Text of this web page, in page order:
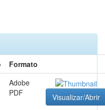
Formato
Adobe
PDF
Visualizar/Abrir